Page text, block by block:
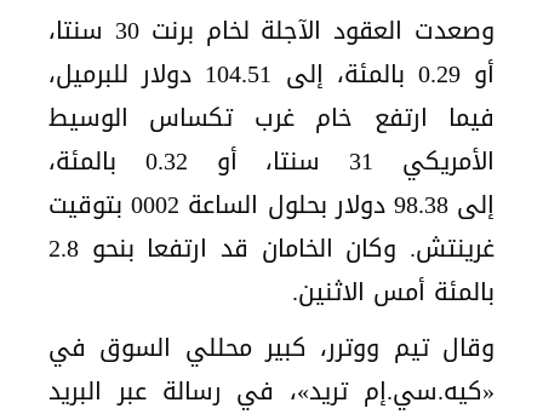
وصعدت العقود الآجلة لخام برنت 30 سنتا،
أو 0.29 بالمئة، إلى 104.51 دولار للبرميل،
فيما ارتفع خام غرب تكساس الوسيط
الأمريكي 31 سنتا، أو 0.32 بالمئة،
إلى 98.38 دولار بحلول الساعة 0002 بتوقيت
غرينتش. وكان الخامان قد ارتفعا بنحو 2.8
بالمئة أمس الاثنين.
وقال تيم ووترر، كبير محللي السوق في
«كيه.سي.إم تريد»، في رسالة عبر البريد